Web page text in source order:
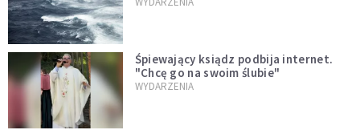
Śpiewający ksiądz podbija internet.
"Chcę go na swoim ślubie"
WYDARZENIA